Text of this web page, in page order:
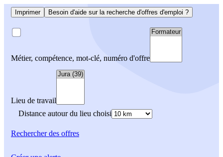
Imprimer Besoin d'aide sur la recherche d'offres d'emploi ?
Métier, compétence, mot-clé, numéro d'offre
Lieu de travail
Distance autour du lieu choisi
Rechercherdes offres